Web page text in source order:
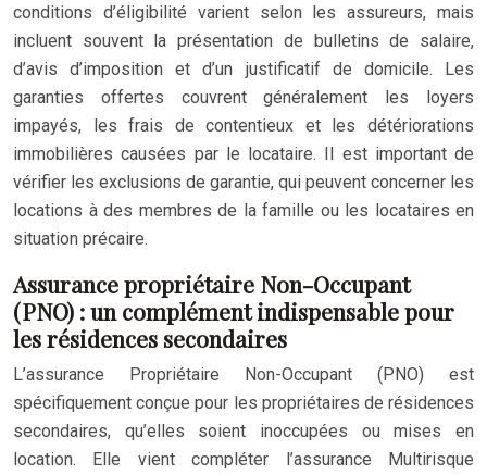
conditions d’éligibilité varient selon les assureurs, mais
incluent souvent la présentation de bulletins de salaire,
d’avis d’imposition et d’un justificatif de domicile. Les
garanties offertes couvrent généralement les loyers
impayés, les frais de contentieux et les détériorations
immobilières causées par le locataire. Il est important de
vérifier les exclusions de garantie, qui peuvent concerner les
locations à des membres de la famille ou les locataires en
situation précaire.
Assurance propriétaire Non-Occupant
(PNO) : un complément indispensable pour
les résidences secondaires
L’assurance Propriétaire Non-Occupant (PNO) est
spécifiquement conçue pour les propriétaires de résidences
secondaires, qu’elles soient inoccupées ou mises en
location. Elle vient compléter l’assurance Multirisque